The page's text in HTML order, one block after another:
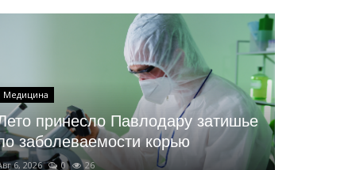
Медицина
принесло Павлодару затишье
заболеваемости корью
6, 2026 0 26